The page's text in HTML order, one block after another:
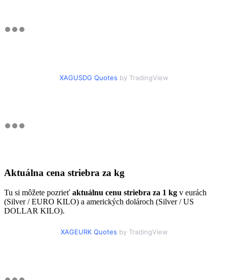
XAGUSDG Quotes by TradingView
Aktuálna cena striebra za kg
Tu si môžete pozrieť aktuálnu cenu striebra za 1 kg v eurách
(Silver / EURO KILO) a amerických dolároch (Silver / US
DOLLAR KILO).
XAGEURK Quotes by TradingView